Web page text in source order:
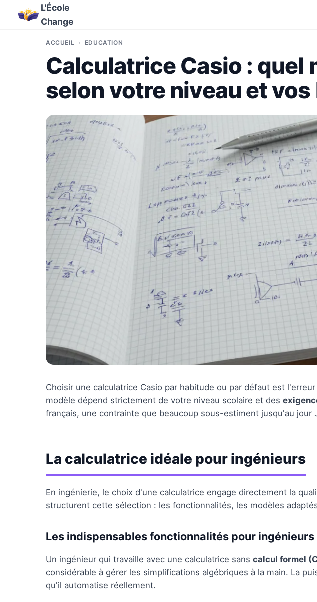
L'École
Change
ACCUEIL ÉDUCATION
Calculatrice Casio : quel
selon votre niveau et vos
Choisir une calculatrice Casio par habitude ou par défaut est
modèle dépend strictement de votre niveau scolaire et des
français, une contrainte que beaucoup sous-estiment jusqu'au jour
La calculatrice idéale pour ingénieurs
En ingénierie, le choix d'une calculatrice engage directement la
structurent cette sélection : les fonctionnalités, les modèles
Les indispensables fonctionnalités pour ingénieurs
Un ingénieur qui travaille avec une calculatrice sans calcul formel
considérable à gérer les simplifications algébriques à la main. La
qu'il automatise réellement.